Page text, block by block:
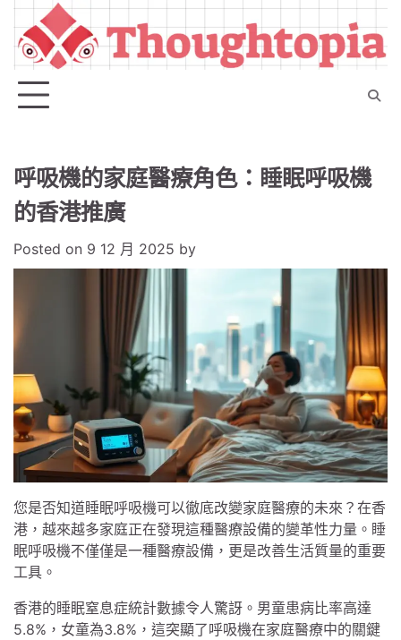
Skip
content
呼吸機的家庭醫療角色：睡眠呼吸機
的香港推廣
Posted on 9 12 月 2025 by
您是否知道睡眠呼吸機可以徹底改變家庭醫療的未來？在香
港，越來越多家庭正在發現這種醫療設備的變革性力量。睡
眠呼吸機不僅僅是一種醫療設備，更是改善生活質量的重要
工具。
香港的睡眠窒息症統計數據令人驚訝。男童患病比率高達
5.8%，女童為3.8%，這突顯了呼吸機在家庭醫療中的關鍵